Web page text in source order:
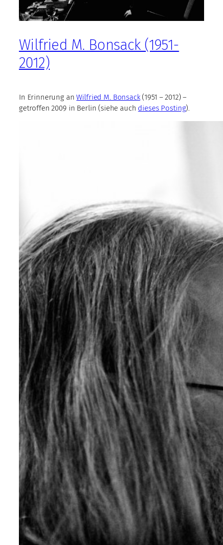
Wilfried M. Bonsack (1951-
2012)
In Erinnerung anWilfried M. Bonsack(1951 – 2012) –
getroffen 2009 in Berlin (siehe auch dieses Posting).